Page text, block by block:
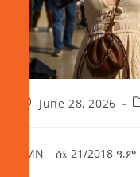
June 28, 2026
AMN – ሰኔ 21/2018 ዓ.ም